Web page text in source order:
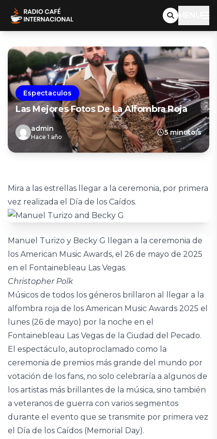
MENU
Espectaculos
Las Mejores Fotos De La Alfombra Roja
admin
Hace 1 año
5 minuto/s
Mira a las estrellas llegar a la ceremonia, por primera
vez realizada el Día de los Caídos.
Manuel Turizo y Becky G llegan a la ceremonia de
los American Music Awards, el 26 de mayo de 2025
en el Fontainebleau Las Vegas.
Christopher Polk
Músicos de todos los géneros brillaron al llegar a la
alfombra roja de los American Music Awards 2025 el
lunes (26 de mayo) por la noche en el
Fontainebleau Las Vegas de la Ciudad del Pecado.
El espectáculo, autoproclamado como la
ceremonia de premios más grande del mundo por
votación de los fans, no solo celebraría a algunos de
los artistas más brillantes de la música, sino también
a veteranos de guerra con varios segmentos
durante el evento que se transmite por primera vez
el Día de los Caídos (Memorial Day).